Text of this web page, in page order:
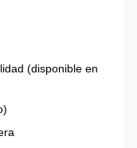
(disponible en